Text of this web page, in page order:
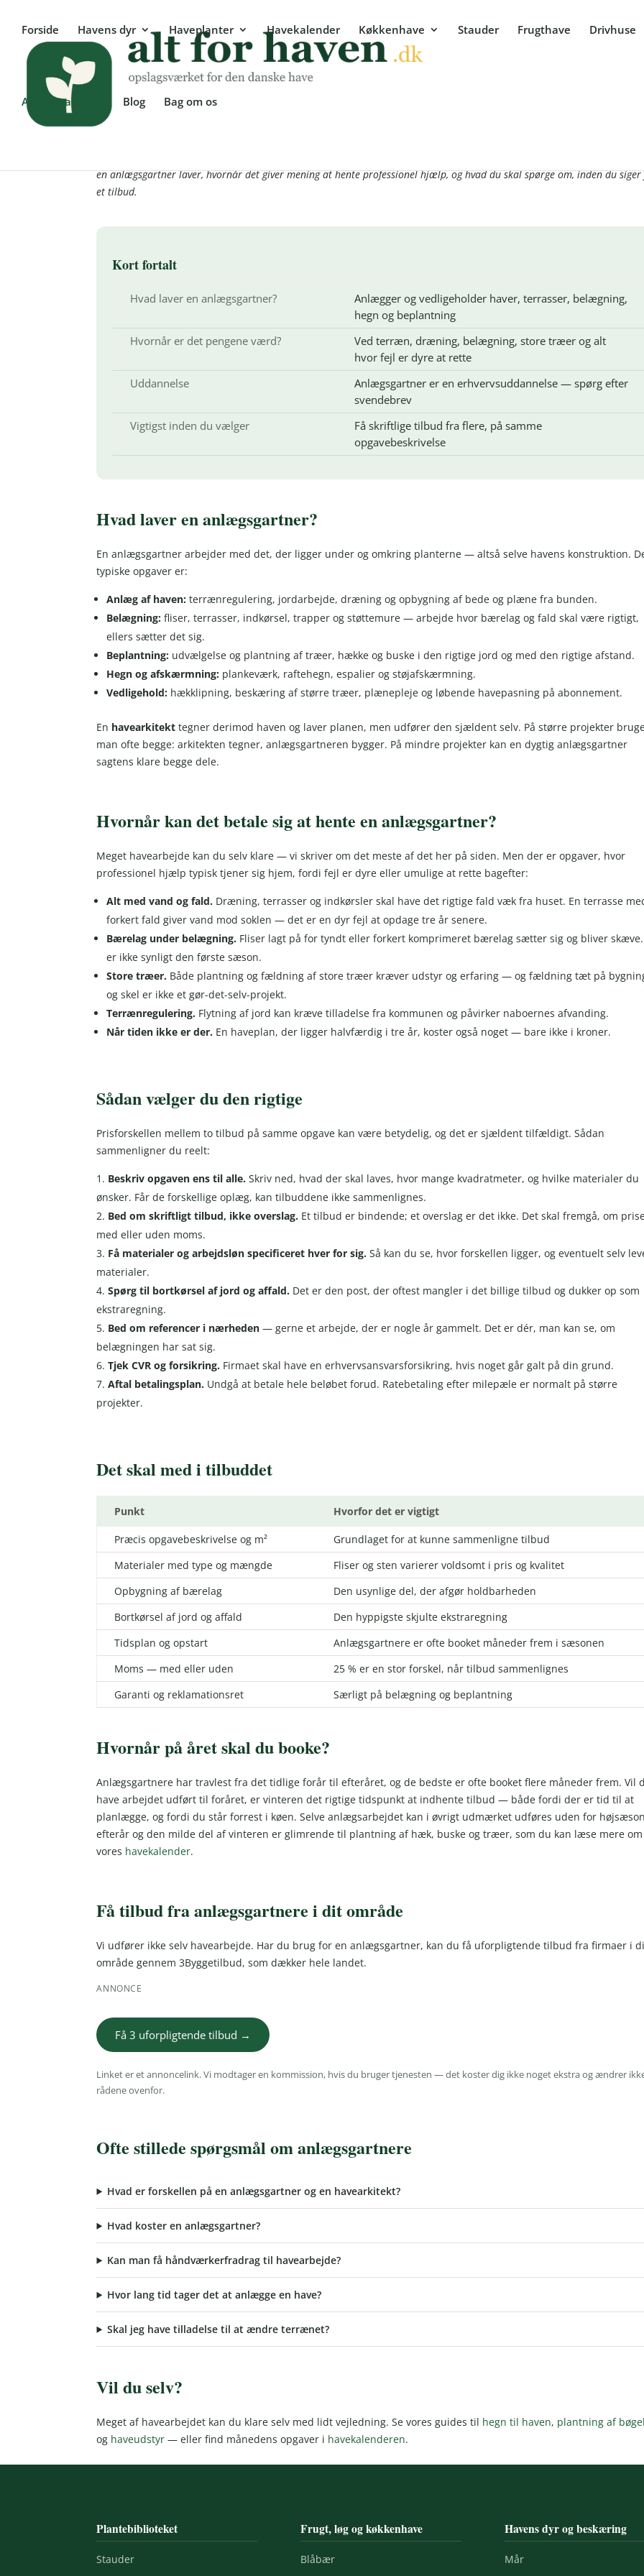
Forside Havens dyr Haveplanter Havekalender Køkkenhave Stauder Frugthave Drivhuse
Anlægsgartnere Blog Bag om os
Anlægsgartner – sådan vælger du den rigtige
en anlægsgartner laver, hvornår det giver mening at hente professionel hjælp, og hvad du skal spørge om, inden du
et tilbud.
Kort fortalt
Hvad laver en anlægsgartner?
Anlægger og vedligeholder haver, terrasser, belægning,
hegn og beplantning
Hvornår er det pengene værd?
Ved terræn, dræning, belægning, store træer og alt
hvor fejl er dyre at rette
Uddannelse
Anlægsgartner er en erhvervsuddannelse — spørg efter
svendebrev
Vigtigst inden du vælger
Få skriftlige tilbud fra flere, på samme
opgavebeskrivelse
Hvad laver en anlægsgartner?
En anlægsgartner arbejder med det, der ligger under og omkring planterne — altså selve havens konstruktion.
typiske opgaver er:
Anlæg af haven: terrænregulering, jordarbejde, dræning og opbygning af bede og plæne fra bunden.
Belægning: fliser, terrasser, indkørsel, trapper og støttemure — arbejde hvor bærelag og fald skal være rigtigt,
ellers sætter det sig.
Beplantning: udvælgelse og plantning af træer, hække og buske i den rigtige jord og med den rigtige afstand.
Hegn og afskærmning: plankeværk, raftehegn, espalier og støjafskærmning.
Vedligehold: hækklipning, beskæring af større træer, plænepleje og løbende havepasning på abonnement.
En havearkitekt tegner derimod haven og laver planen, men udfører den sjældent selv. På større projekter
man ofte begge: arkitekten tegner, anlægsgartneren bygger. På mindre projekter kan en dygtig anlægsgartner
sagtens klare begge dele.
Hvornår kan det betale sig at hente en anlægsgartner?
Meget havearbejde kan du selv klare — vi skriver om det meste af det her på siden. Men der er opgaver, hvor
professionel hjælp typisk tjener sig hjem, fordi fejl er dyre eller umulige at rette bagefter:
Alt med vand og fald. Dræning, terrasser og indkørsler skal have det rigtige fald væk fra huset. En terrasse
forkert fald giver vand mod soklen — det er en dyr fejl at opdage tre år senere.
Bærelag under belægning. Fliser lagt på for tyndt eller forkert komprimeret bærelag sætter sig og bliver
er ikke synligt den første sæson.
Store træer. Både plantning og fældning af store træer kræver udstyr og erfaring — og fældning tæt på
og skel er ikke et gør-det-selv-projekt.
Terrænregulering. Flytning af jord kan kræve tilladelse fra kommunen og påvirker naboernes afvanding.
Når tiden ikke er der. En haveplan, der ligger halvfærdig i tre år, koster også noget — bare ikke i kroner.
Sådan vælger du den rigtige
Prisforskellen mellem to tilbud på samme opgave kan være betydelig, og det er sjældent tilfældigt. Sådan
sammenligner du reelt:
Beskriv opgaven ens til alle. Skriv ned, hvad der skal laves, hvor mange kvadratmeter, og hvilke materialer du
ønsker. Får de forskellige oplæg, kan tilbuddene ikke sammenlignes.
Bed om skriftligt tilbud, ikke overslag. Et tilbud er bindende; et overslag er det ikke. Det skal fremgå, om
med eller uden moms.
Få materialer og arbejdsløn specificeret hver for sig. Så kan du se, hvor forskellen ligger, og eventuelt selv
materialer.
Spørg til bortkørsel af jord og affald. Det er den post, der oftest mangler i det billige tilbud og dukker op som
ekstraregning.
Bed om referencer i nærheden — gerne et arbejde, der er nogle år gammelt. Det er dér, man kan se, om
belægningen har sat sig.
Tjek CVR og forsikring. Firmaet skal have en erhvervsansvarsforsikring, hvis noget går galt på din grund.
Aftal betalingsplan. Undgå at betale hele beløbet forud. Ratebetaling efter milepæle er normalt på større
projekter.
Det skal med i tilbuddet
Punkt Hvorfor det er vigtigt
Præcis opgavebeskrivelse og m²
Grundlaget for at kunne sammenligne tilbud
Materialer med type og mængde
Fliser og sten varierer voldsomt i pris og kvalitet
Opbygning af bærelag
Den usynlige del, der afgør holdbarheden
Bortkørsel af jord og affald
Den hyppigste skjulte ekstraregning
Tidsplan og opstart
Anlægsgartnere er ofte booket måneder frem i sæsonen
Moms — med eller uden
25 % er en stor forskel, når tilbud sammenlignes
Garanti og reklamationsret
Særligt på belægning og beplantning
Hvornår på året skal du booke?
Anlægsgartnere har travlest fra det tidlige forår til efteråret, og de bedste er ofte booket flere måneder frem. Vil
have arbejdet udført til foråret, er vinteren det rigtige tidspunkt at indhente tilbud — både fordi der er tid til at
planlægge, og fordi du står forrest i køen. Selve anlægsarbejdet kan i øvrigt udmærket udføres uden for
efterår og den milde del af vinteren er glimrende til plantning af hæk, buske og træer, som du kan læse mere
vores havekalender.
Få tilbud fra anlægsgartnere i dit område
Vi udfører ikke selv havearbejde. Har du brug for en anlægsgartner, kan du få uforpligtende tilbud fra firmaer i
område gennem 3Byggetilbud, som dækker hele landet.
ANNONCE
Få 3 uforpligtende tilbud →
Linket er et annoncelink. Vi modtager en kommission, hvis du bruger tjenesten — det koster dig ikke noget ekstra og ændrer
rådene ovenfor.
Ofte stillede spørgsmål om anlægsgartnere
Hvad er forskellen på en anlægsgartner og en havearkitekt?
Hvad koster en anlægsgartner?
Kan man få håndværkerfradrag til havearbejde?
Hvor lang tid tager det at anlægge en have?
Skal jeg have tilladelse til at ændre terrænet?
Vil du selv?
Meget af havearbejdet kan du klare selv med lidt vejledning. Se vores guides til hegn til haven, plantning af
og haveudstyr — eller find månedens opgaver i havekalenderen.
Plantebiblioteket
Stauder
Frugt, løg og køkkenhave
Blåbær
Havens dyr og beskæring
Mår